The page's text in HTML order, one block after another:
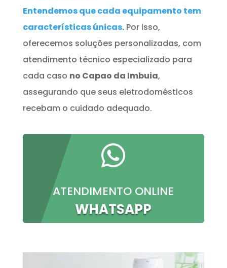
Entendemos que cada equipamento tem
características únicas.Por isso,
oferecemos soluções personalizadas, com
atendimento técnico especializado para
cada caso no Capao da Imbuia,
assegurando que seus eletrodomésticos
recebam o cuidado adequado.

ATENDIMENTO ONLINE
WHATSAPP